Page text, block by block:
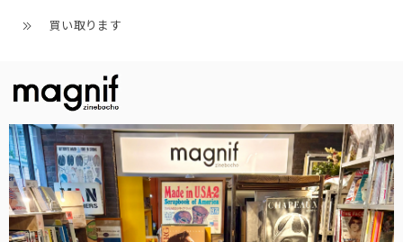
買い取ります